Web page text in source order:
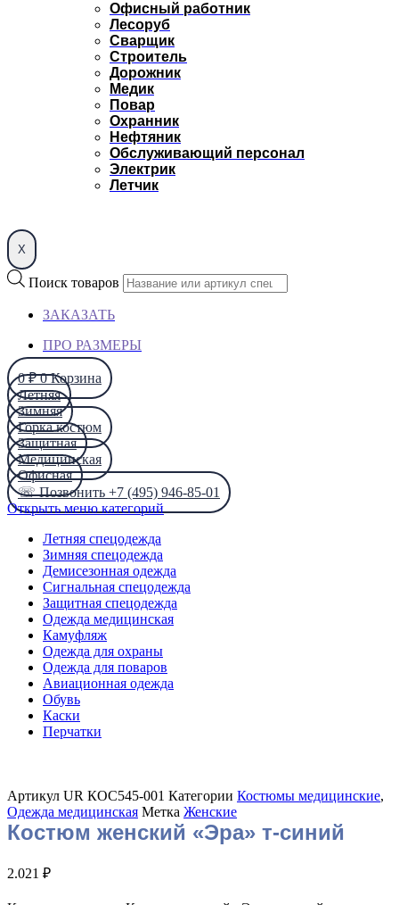
Офисный работник
Лесоруб
Сварщик
Строитель
Дорожник
Медик
Повар
Охранник
Нефтяник
Обслуживающий персонал
Электрик
Летчик
X
Поиск товаров
ЗАКАЗАТЬ
ПРО РАЗМЕРЫ
0₽ 0 Корзина
Летняя
Зимняя
Горка костюм
Защитная
Медицинская
Офисная
☏ Позвонить +7 (495) 946-85-01
Открыть меню категорий
Летняя спецодежда
Зимняя спецодежда
Демисезонная одежда
Сигнальная спецодежда
Защитная спецодежда
Одежда медицинская
Камуфляж
Одежда для охраны
Одежда для поваров
Авиационная одежда
Обувь
Каски
Перчатки
Артикул UR КОС545-001 Категории Костюмы медицинские,
Одежда медицинская Метка Женские
Костюм женский «Эра» т-синий
2.021 ₽